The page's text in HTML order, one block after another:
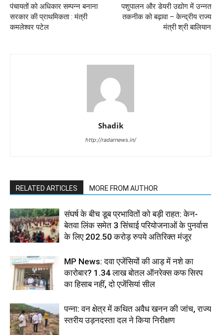
पंचायतों को अधिकार सम्पन्न बनाना
सरकार की प्राथमिकता : मंत्री
कमलेश्वर पटेल
पशुपालन और डेयरी उद्योग में उन्नत
तकनीक को बढ़ावा – केन्द्रीय राज्य
मंत्री श्री बालियान
Shadik
http://radarnews.in/
RELATED ARTICLES MORE FROM AUTHOR
संघर्ष के बीच डूब प्रभावितों को बड़ी राहत: केन-
बेतवा लिंक समेत 3 सिंचाई परियोजनाओं के पुनर्वास
के लिए 202.50 करोड़ रुपये अतिरिक्त मंजूर
MP News: दवा एजेंसियों की आड़ में नशे का
कारोबार? 1.34 लाख बोतल ऑनरेक्स कफ सिरप
का हिसाब नहीं, दो एजेंसियां सील
पन्ना: वन क्षेत्र में कथित अवैध खनन की जांच, राज्य
स्तरीय उड़नदस्ता दल ने किया निरीक्षण